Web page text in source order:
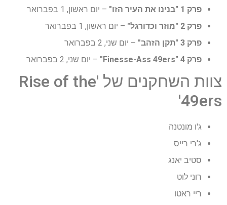
פרק 1 "בנינו את העיר הזו"
– יום ראשון, 1 בפברואר
פרק 2 "מוזר וכדורגל"
– יום ראשון, 1 בפברואר
פרק 3 "תקן הזהב"
– יום שני, 2 בפברואר
פרק 4 "Finesse-Ass 49ers"
– יום שני, 2 בפברואר
צוות השחקנים של 'Rise of the
49ers'
ג'ו מונטנה
ג'רי רייס
סטיב יאנג
רוני לוט
ריי ראטו